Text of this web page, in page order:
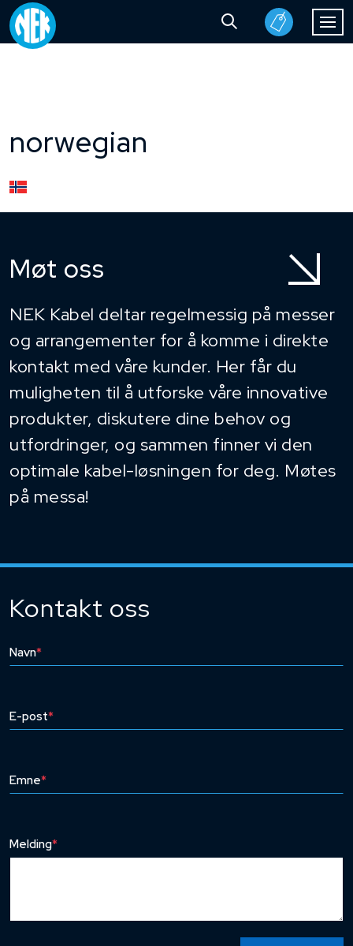
norwegian
Møt oss
NEK Kabel deltar regelmessig på messer
og arrangementer for å komme i direkte
kontakt med våre kunder. Her får du
muligheten til å utforske våre innovative
produkter, diskutere dine behov og
utfordringer, og sammen finner vi den
optimale kabel-løsningen for deg. Møtes
på messa!
Kontakt oss
Navn*
E-post*
Emne*
Melding*